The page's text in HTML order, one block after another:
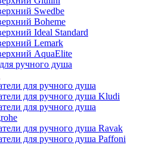
Swedbe
Boheme
Ideal Standard
Lemark
AquaElite
ручного душа
для ручного душа
для ручного душа Kludi
для ручного душа
для ручного душа Ravak
для ручного душа Paffoni